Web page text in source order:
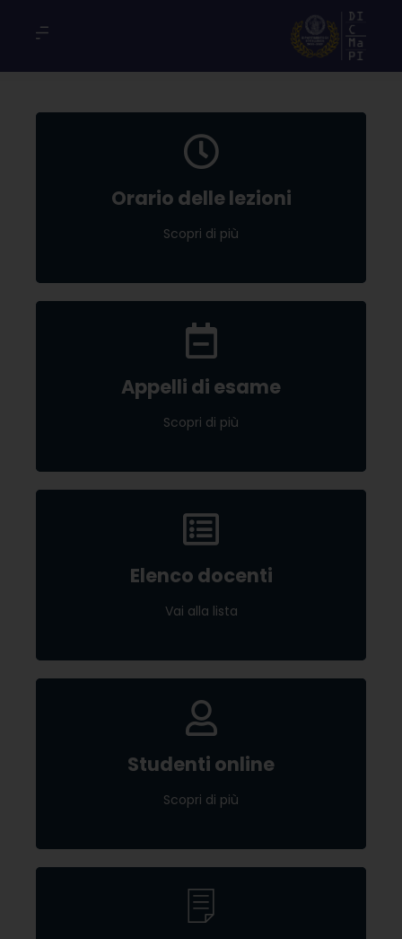
Orario delle lezioni
Scopri di più
Orario delle lezioni
Scopri di più
Appelli di esame
Scopri di più
Appelli di esame
Scopri di più
Elenco docenti
Vai alla lista
Elenco docenti
Vai alla lista
Studenti online
Scopri di più
Studenti online
Scopri di più